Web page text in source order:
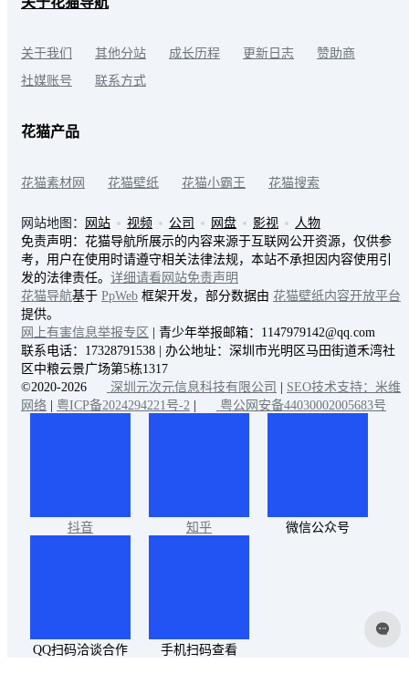
关于我们 其他分站 成长历程 更新日志
赞助商
社媒账号
联系方式
花猫产品
花猫素材网 花猫壁纸 花猫小霸王 花猫搜索
网站地图： 网站 视频 公司 网盘 影视
人物
免责声明：花猫导航所展示的内容来源于互联网公开资源，仅供参
考，用户在使用时请遵守相关法律法规，本站不承担因内容使用引
发的法律责任。 详细请看网站免责声明
花猫导航基于 PpWeb 框架开发，部分数据由 花猫壁纸内容开放平台
提供。
网上有害信息举报专区
| 青少年举报邮箱：1147979142@qq.com
联系电话：17328791538 | 办公地址：深圳市光明区马田街道禾湾社
区中粮云景广场第5栋1317
©2020-2026
深圳元次元信息科技有限公司
SEO技术支持：米维
网络
粤ICP备2024294221号-2 粤公网安备44030002005683号
抖音 知乎 微信公众号
QQ扫码洽谈合作 手机扫码查看